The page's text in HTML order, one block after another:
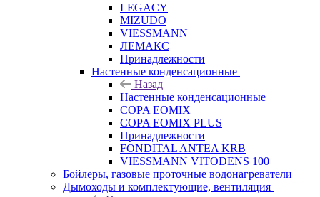
LEGACY
MIZUDO
VIESSMANN
ЛЕМАКС
Принадлежности
Настенные конденсационные
Назад
Настенные конденсационные
COPA EOMIX
COPA EOMIX PLUS
Принадлежности
FONDITAL ANTEA KRB
VIESSMANN VITODENS 100
Бойлеры, газовые проточные водонагреватели
Дымоходы и комплектующие, вентиляция